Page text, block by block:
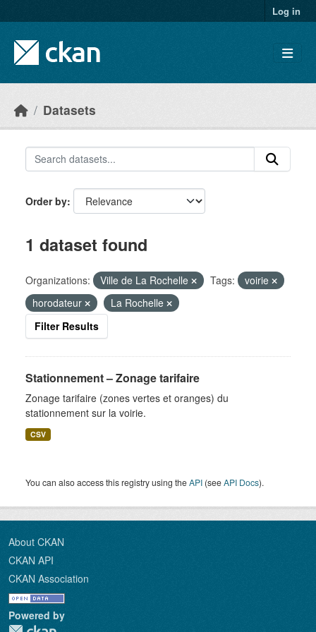
Log in
Datasets
Order by
1 dataset found
Organizations: Ville de La Rochelle Tags:
voirie
horodateur
La Rochelle
Filter Results
Stationnement – Zonage tarifaire
Zonage tarifaire (zones vertes et oranges) du
stationnement sur la voirie.
CSV
You can also access this registry using theAPI (seeAPI Docs).
About CKAN
CKAN API
CKAN Association
Powered by